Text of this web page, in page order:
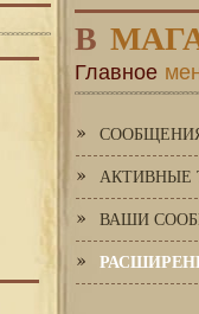
В
Главное
АКТИВНЫЕ
ВАШИ